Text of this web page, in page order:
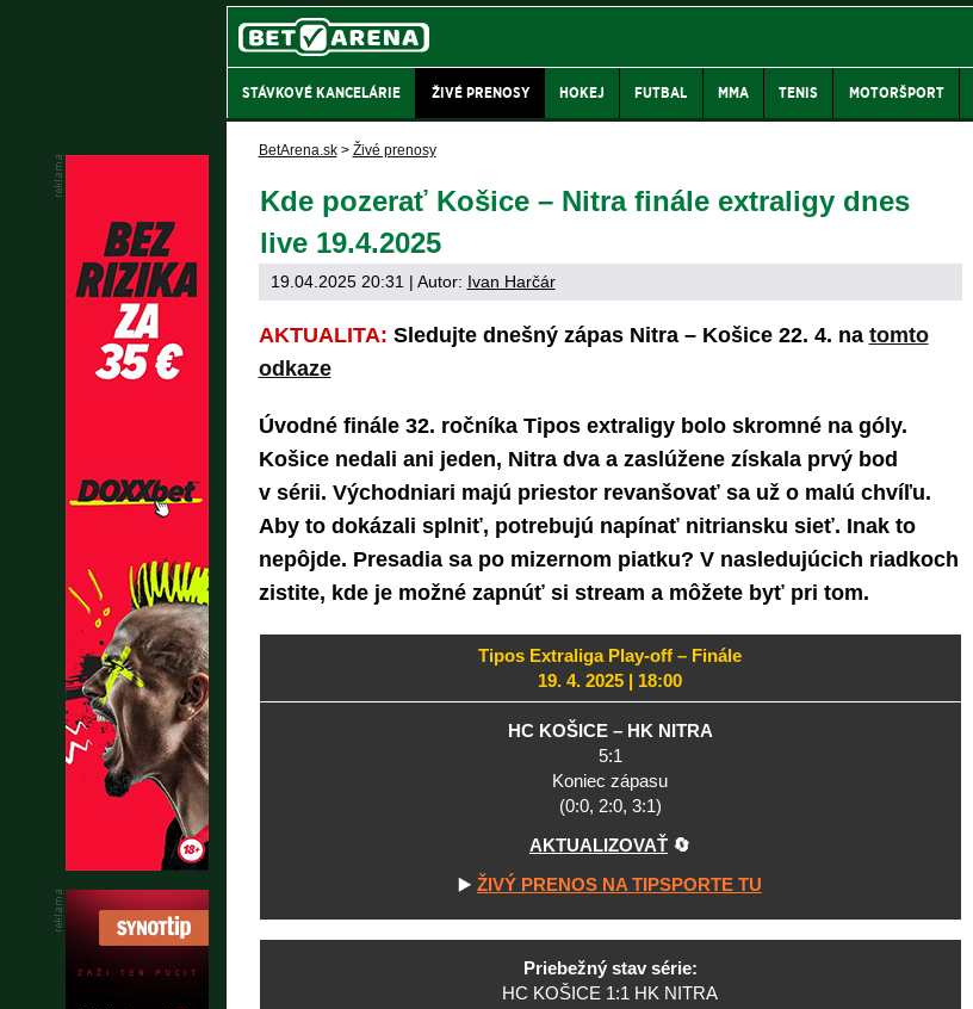
STÁVKOVÉ KANCELÁRIE ŽIVÉ PRENOSY HOKEJ FUTBAL MMA TENIS MOTORŠPORT
BetArena.sk > Živé prenosy
Kde pozerať Košice – Nitra finále extraligy dnes
live 19.4.2025
19.04.2025 20:31 | Autor: Ivan Harčár
AKTUALITA: Sledujte dnešný zápas Nitra – Košice 22. 4. na tomto
odkaze
Úvodné finále 32. ročníka Tipos extraligy bolo skromné na góly.
Košice nedali ani jeden, Nitra dva a zaslúžene získala prvý bod
v sérii. Východniari majú priestor revanšovať sa už o malú chvíľu.
Aby to dokázali splniť, potrebujú napínať nitriansku sieť. Inak to
nepôjde. Presadia sa po mizernom piatku? V nasledujúcich riadkoch
zistite, kde je možné zapnúť si stream a môžete byť pri tom.
Tipos Extraliga Play-off – Finále
19. 4. 2025 | 18:00
HC KOŠICE – HK NITRA
5:1
Koniec zápasu
(0:0, 2:0, 3:1)
AKTUALIZOVAŤ 🔄
▶️ ŽIVÝ PRENOS NA TIPSPORTE TU
Priebežný stav série:
HC KOŠICE 1:1 HK NITRA